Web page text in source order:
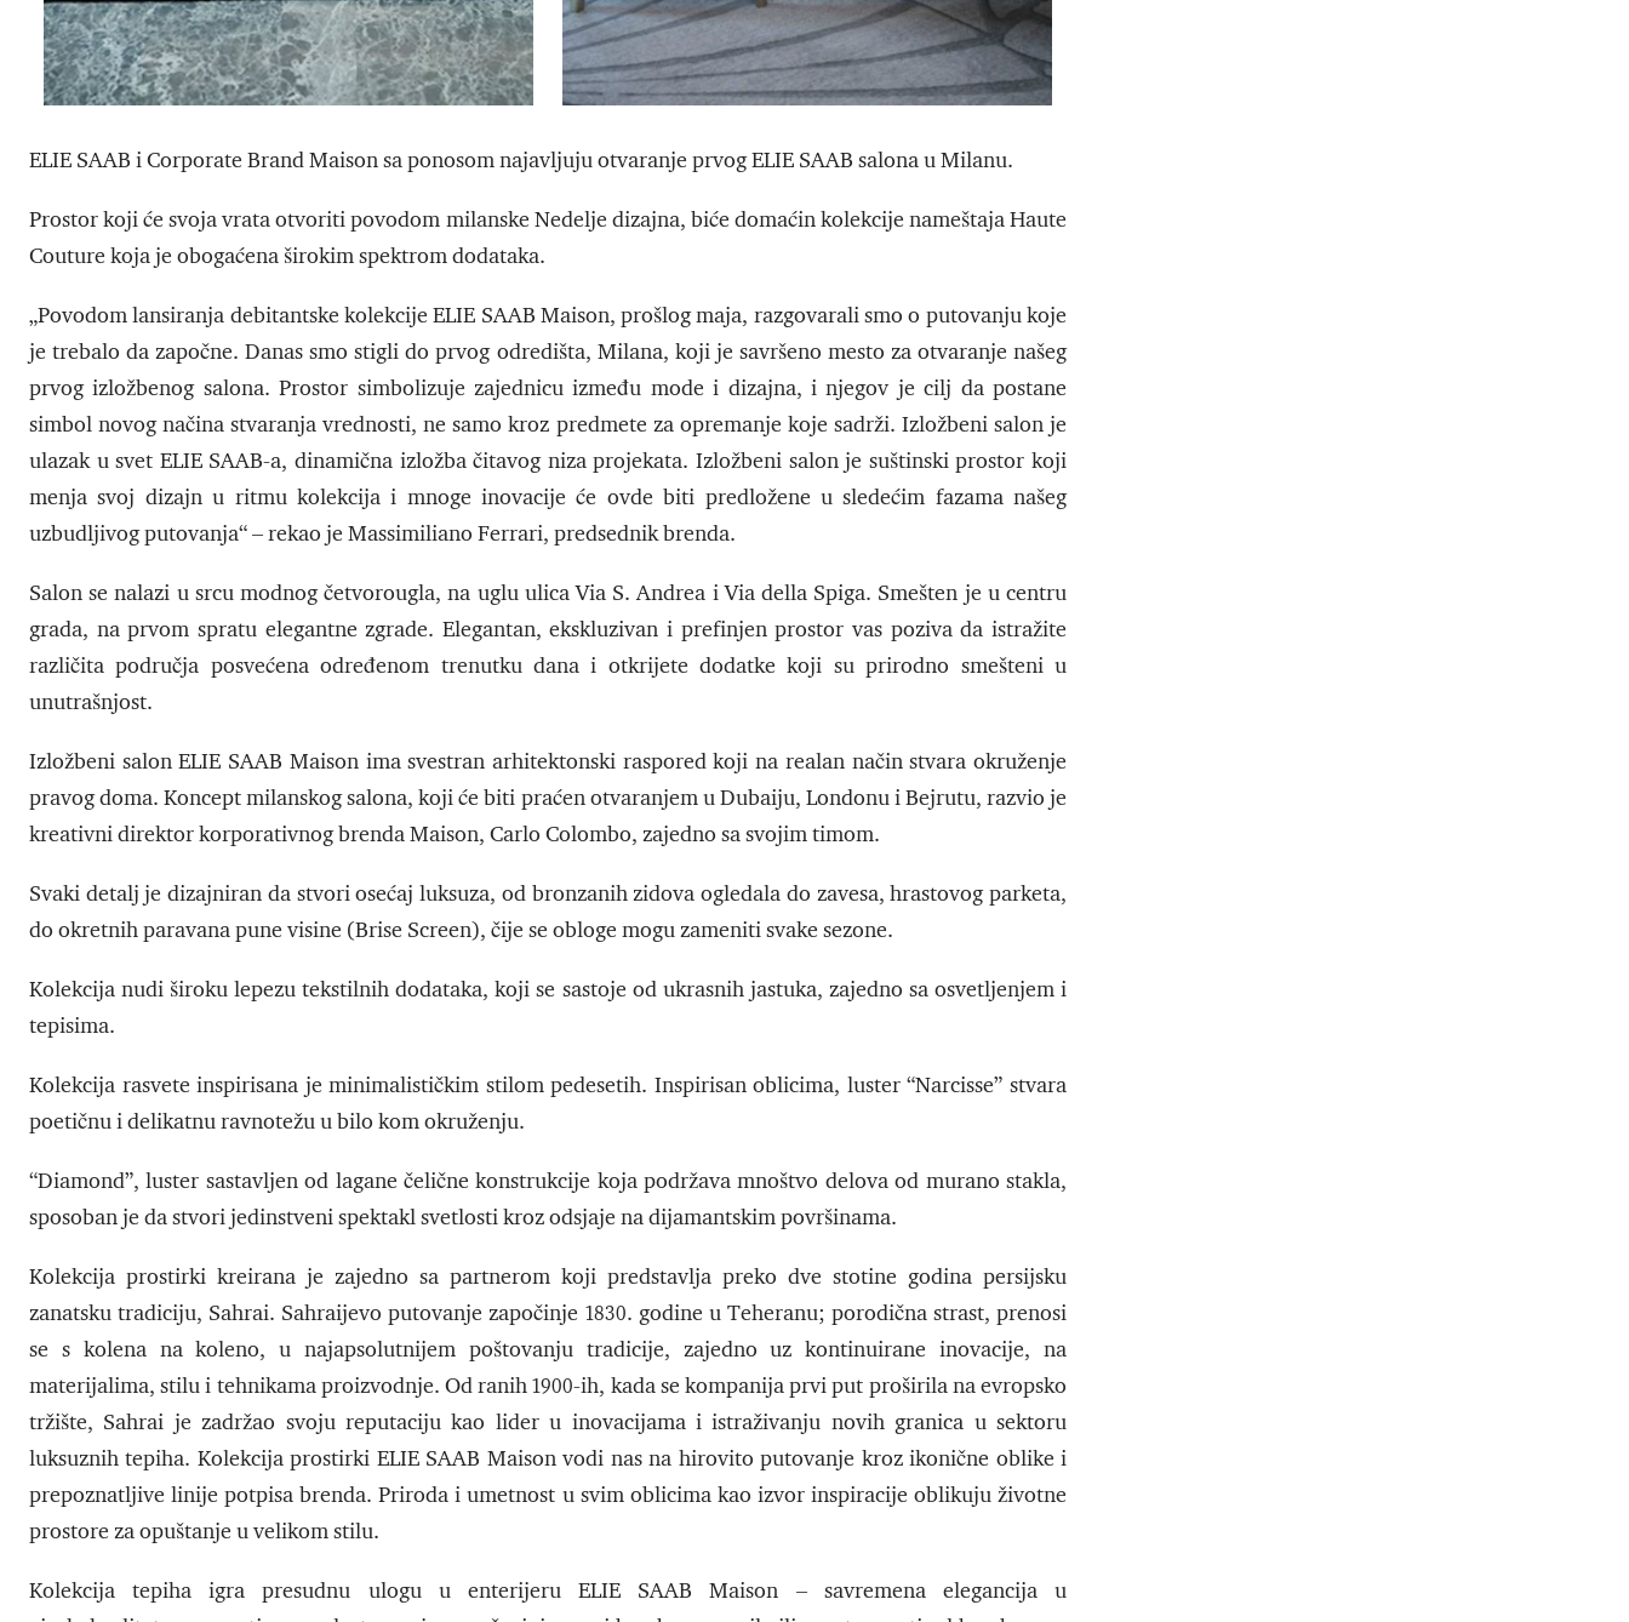
ELIE SAAB i Corporate Brand Maison sa ponosom najavljuju otvaranje prvog ELIE SAAB salona u Milanu.
Prostor koji će svoja vrata otvoriti povodom milanske Nedelje dizajna, biće domaćin kolekcije nameštaja Haute
Couture koja je obogaćena širokim spektrom dodataka.
„Povodom lansiranja debitantske kolekcije ELIE SAAB Maison, prošlog maja, razgovarali smo o putovanju koje
je trebalo da započne. Danas smo stigli do prvog odredišta, Milana, koji je savršeno mesto za otvaranje našeg
prvog izložbenog salona. Prostor simbolizuje zajednicu između mode i dizajna, i njegov je cilj da postane
simbol novog načina stvaranja vrednosti, ne samo kroz predmete za opremanje koje sadrži. Izložbeni salon je
ulazak u svet ELIE SAAB-a, dinamična izložba čitavog niza projekata. Izložbeni salon je suštinski prostor koji
menja svoj dizajn u ritmu kolekcija i mnoge inovacije će ovde biti predložene u sledećim fazama našeg
uzbudljivog putovanja“ – rekao je Massimiliano Ferrari, predsednik brenda.
Salon se nalazi u srcu modnog četvorougla, na uglu ulica Via S. Andrea i Via della Spiga. Smešten je u centru
grada, na prvom spratu elegantne zgrade. Elegantan, ekskluzivan i prefinjen prostor vas poziva da istražite
različita područja posvećena određenom trenutku dana i otkrijete dodatke koji su prirodno smešteni u
unutrašnjost.
Izložbeni salon ELIE SAAB Maison ima svestran arhitektonski raspored koji na realan način stvara okruženje
pravog doma. Koncept milanskog salona, koji će biti praćen otvaranjem u Dubaiju, Londonu i Bejrutu, razvio je
kreativni direktor korporativnog brenda Maison, Carlo Colombo, zajedno sa svojim timom.
Svaki detalj je dizajniran da stvori osećaj luksuza, od bronzanih zidova ogledala do zavesa, hrastovog parketa,
do okretnih paravana pune visine (Brise Screen), čije se obloge mogu zameniti svake sezone.
Kolekcija nudi široku lepezu tekstilnih dodataka, koji se sastoje od ukrasnih jastuka, zajedno sa osvetljenjem i
tepisima.
Kolekcija rasvete inspirisana je minimalističkim stilom pedesetih. Inspirisan oblicima, luster “Narcisse” stvara
poetičnu i delikatnu ravnotežu u bilo kom okruženju.
“Diamond”, luster sastavljen od lagane čelične konstrukcije koja podržava mnoštvo delova od murano stakla,
sposoban je da stvori jedinstveni spektakl svetlosti kroz odsjaje na dijamantskim površinama.
Kolekcija prostirki kreirana je zajedno sa partnerom koji predstavlja preko dve stotine godina persijsku
zanatsku tradiciju, Sahrai. Sahraijevo putovanje započinje 1830. godine u Teheranu; porodična strast, prenosi
se s kolena na koleno, u najapsolutnijem poštovanju tradicije, zajedno uz kontinuirane inovacije, na
materijalima, stilu i tehnikama proizvodnje. Od ranih 1900-ih, kada se kompanija prvi put proširila na evropsko
tržište, Sahrai je zadržao svoju reputaciju kao lider u inovacijama i istraživanju novih granica u sektoru
luksuznih tepiha. Kolekcija prostirki ELIE SAAB Maison vodi nas na hirovito putovanje kroz ikonične oblike i
prepoznatljive linije potpisa brenda. Priroda i umetnost u svim oblicima kao izvor inspiracije oblikuju životne
prostore za opuštanje u velikom stilu.
Kolekcija tepiha igra presudnu ulogu u enterijeru ELIE SAAB Maison – savremena elegancija u